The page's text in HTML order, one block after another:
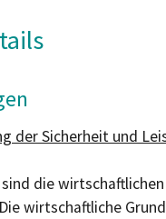
der Sicherheit und
die
wirtschaftliche